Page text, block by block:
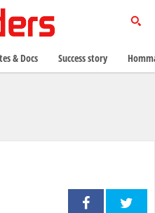
& Docs Success story